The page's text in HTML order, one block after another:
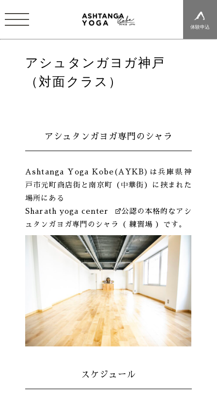
体験申込
アシュタンガヨガ神戸
（対面クラス）
アシュタンガヨガ専門のシャラ
Ashtanga Yoga Kobe(AYKB)は兵庫県神
戸市元町商店街と南京町（中華街）に挟まれた
場所にある
Sharath yoga center
公認の本格的なアシ
ュタンガヨガ専門のシャラ（ 練習場 ）です。
スケジュール